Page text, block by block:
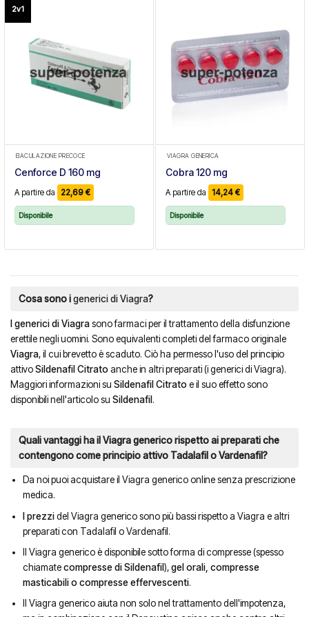
2v1
EIACULAZIONE PRECOCE
Cenforce D 160 mg
A partire da 22,69€
Disponibile
VIAGRA GENERICA
Cobra 120 mg
A partire da 14,24€
Disponibile
Cosa sono igenerici di Viagra?
I generici di Viagrasono farmaci per il trattamento della disfunzione
erettile negli uomini. Sono equivalenti completi del farmaco originale
Viagra, il cui brevetto è scaduto. Ciò ha permesso l'uso del principio
attivoSildenafil Citrato anche in altri preparati (i generici di Viagra).
Maggiori informazioni su Sildenafil Citrato e il suo effetto sono
disponibili nell'articolo su Sildenafil.
Quali vantaggi ha il Viagra generico rispetto ai preparati che
contengono come principio attivo Tadalafil o Vardenafil?
Da noi puoi acquistare il Viagra generico online senza prescrizione
medica.
I prezzidel Viagra generico sono più bassi rispetto a Viagra e altri
preparati con Tadalafil o Vardenafil.
Il Viagra generico è disponibile sotto forma di compresse (spesso
chiamatecompresse di Sildenafil),gel orali, compresse
masticabili o compresse effervescenti.
Il Viagra generico aiuta non solo nel trattamento dell'impotenza,